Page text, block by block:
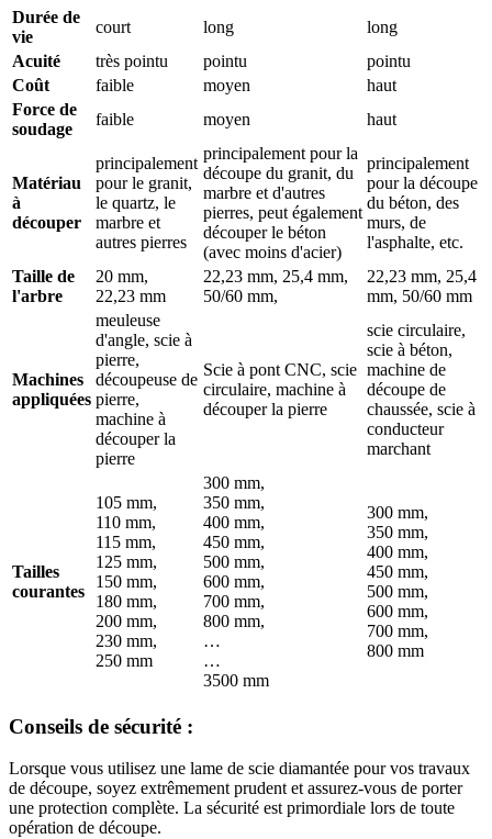
Durée de
vie
court long
long
Acuité
très pointu pointu
pointu
Coût
faible moyen
haut
Force de
soudage
faible moyen haut
Matériau
à
découper
principalement
pour le granit,
le quartz, le
marbre et
autres pierres
principalement pour la
découpe du granit, du
marbre et d'autres
pierres, peut également
découper le béton
(avec moins d'acier)
principalement
pour la découpe
du béton, des
murs, de
l'asphalte, etc.
Taille de
l'arbre
20 mm,
22,23 mm
22,23 mm, 25,4 mm,
50/60 mm,
22,23 mm, 25,4
mm, 50/60 mm
Machines
appliquées
meuleuse
d'angle, scie à
pierre,
découpeuse de
pierre,
machine à
découper la
pierre
Scie à pont CNC, scie
circulaire, machine à
découper la pierre
scie circulaire,
scie à béton,
machine de
découpe de
chaussée, scie à
conducteur
marchant
Tailles
courantes
105 mm,
110 mm,
115 mm,
125 mm,
150 mm,
180 mm,
200 mm,
230 mm,
250 mm
300 mm,
350 mm,
400 mm,
450 mm,
500 mm,
600 mm,
700 mm,
800 mm,
…
…
3500 mm
300 mm,
350 mm,
400 mm,
450 mm,
500 mm,
600 mm,
700 mm,
800 mm
Conseils de sécurité :
Lorsque vous utilisez une lame de scie diamantée pour vos travaux
de découpe, soyez extrêmement prudent et assurez-vous de porter
une protection complète. La sécurité est primordiale lors de toute
opération de découpe.